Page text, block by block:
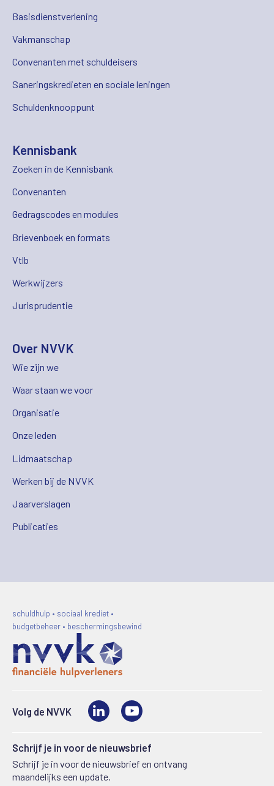
Basisdienstverlening
Vakmanschap
Convenanten met schuldeisers
Saneringskredieten en sociale leningen
Schuldenknooppunt
Kennisbank
Zoeken in de Kennisbank
Convenanten
Gedragscodes en modules
Brievenboek en formats
Vtlb
Werkwijzers
Jurisprudentie
Over NVVK
Wie zijn we
Waar staan we voor
Organisatie
Onze leden
Lidmaatschap
Werken bij de NVVK
Jaarverslagen
Publicaties
schuldhulp • sociaal krediet •
budgetbeheer • beschermingsbewind
Volg de NVVK LinkedIn
Schrijf je in voor de nieuwsbrief
Schrijf je in voor de nieuwsbrief en ontvang
maandelijks een update.